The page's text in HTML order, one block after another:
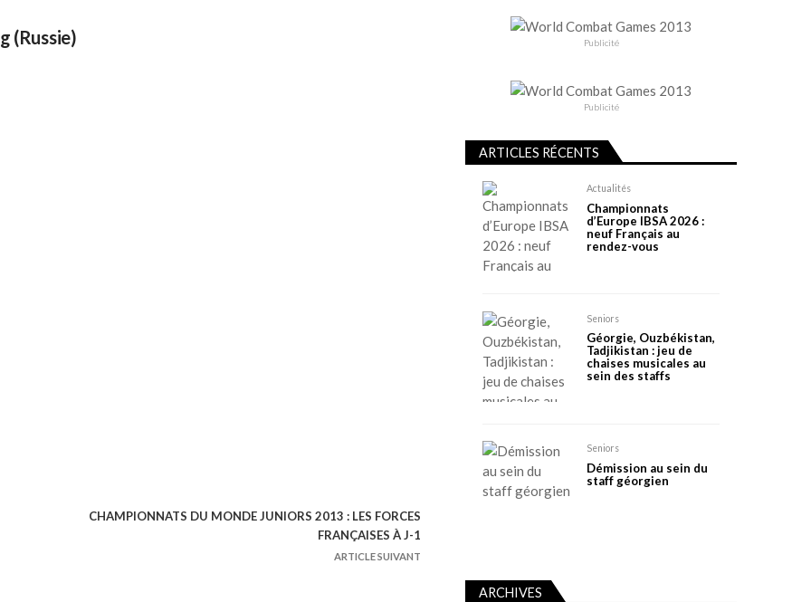
(Russie)
CHAMPIONNATS DU MONDE JUNIORS 2013 : LES FORCES
FRANÇAISES À J-1
ARTICLE SUIVANT
Publicité
Publicité
ARTICLES RÉCENTS
Actualités
Championnats
d’Europe IBSA 2026 :
neuf Français au
rendez-vous
Seniors
Géorgie, Ouzbékistan,
Tadjikistan : jeu de
chaises musicales au
sein des staffs
Seniors
Démission au sein du
staff géorgien
ARCHIVES